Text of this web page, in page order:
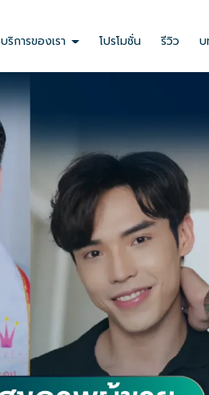
บริการของเรา โปรโมชั่น รีวิว บ